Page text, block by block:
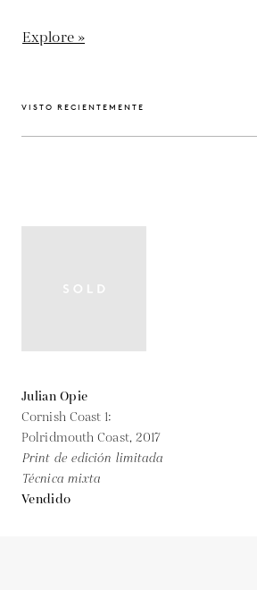
Explore »
VISTO RECIENTEMENTE
Julian Opie
Cornish Coast 1:
Polridmouth Coast, 2017
Print de edición limitada
Técnica mixta
Vendido